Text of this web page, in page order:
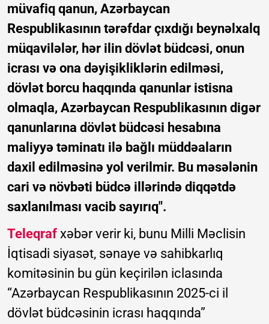
müvafiq qanun, Azərbaycan
Respublikasının tərəfdar çıxdığı beynəlxalq
müqavilələr, hər ilin dövlət büdcəsi, onun
icrası və ona dəyişikliklərin edilməsi,
dövlət borcu haqqında qanunlar istisna
olmaqla, Azərbaycan Respublikasının digər
qanunlarına dövlət büdcəsi hesabına
maliyyə təminatı ilə bağlı müddəaların
daxil edilməsinə yol verilmir. Bu məsələnin
cari və növbəti büdcə illərində diqqətdə
saxlanılması vacib sayırıq".
Teleqraf xəbər verir ki, bunu Milli Məclisin
İqtisadi siyasət, sənaye və sahibkarlıq
komitəsinin bu gün keçirilən iclasında
“Azərbaycan Respublikasının 2025-ci il
dövlət büdcəsinin icrası haqqında”